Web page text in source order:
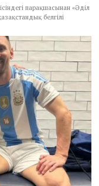
парақшасынан «Әділ
белгілі